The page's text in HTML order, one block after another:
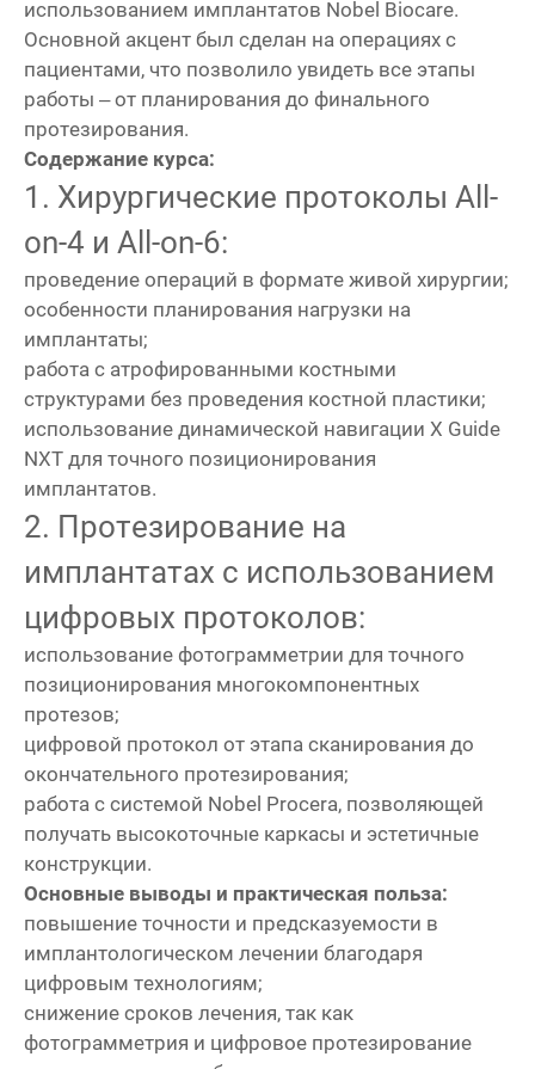
использованием имплантатов Nobel Biocare.
Основной акцент был сделан на операциях с
пациентами, что позволило увидеть все этапы
работы – от планирования до финального
протезирования.
Содержание курса:
1. Хирургические протоколы All-
on-4 и All-on-6:
проведение операций в формате живой хирургии;
особенности планирования нагрузки на
имплантаты;
работа с атрофированными костными
структурами без проведения костной пластики;
использование динамической навигации X Guide
NXT для точного позиционирования
имплантатов.
2. Протезирование на
имплантатах с использованием
цифровых протоколов:
использование фотограмметрии для точного
позиционирования многокомпонентных
протезов;
цифровой протокол от этапа сканирования до
окончательного протезирования;
работа с системой Nobel Procera, позволяющей
получать высокоточные каркасы и эстетичные
конструкции.
Основные выводы и практическая польза:
повышение точности и предсказуемости в
имплантологическом лечении благодаря
цифровым технологиям;
снижение сроков лечения, так как
фотограмметрия и цифровое протезирование